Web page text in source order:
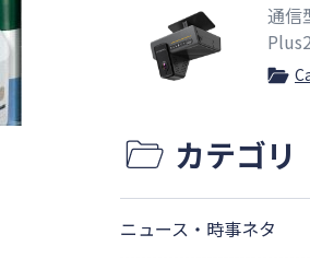
通信
した
カテゴリ
ニュース・時事ネタ